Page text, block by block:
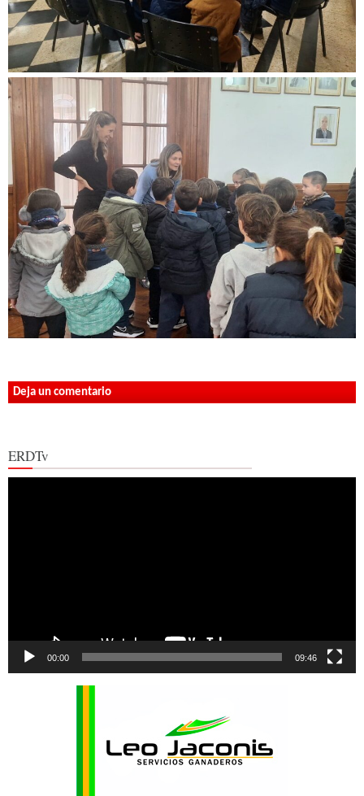
Deja un comentario
ERDTv
00:00 09:46